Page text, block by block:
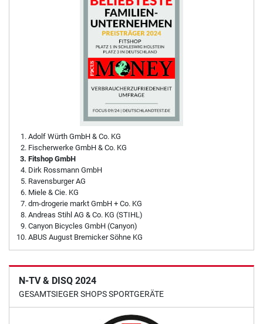
Adolf Würth GmbH & Co. KG
Fischerwerke GmbH & Co. KG
Fitshop GmbH
Dirk Rossmann GmbH
Ravensburger AG
Miele & Cie. KG
dm-drogerie markt GmbH + Co. KG
Andreas Stihl AG & Co. KG (STIHL)
Canyon Bicycles GmbH (Canyon)
ABUS August Bremicker Söhne KG
N-TV & DISQ 2024
GESAMTSIEGER SHOPS SPORTGERÄTE